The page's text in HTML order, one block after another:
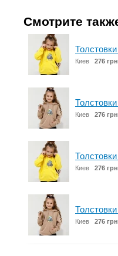
Смотрите
Киев 276 грн
Киев 276 грн
Киев 276 грн
Киев 276 грн